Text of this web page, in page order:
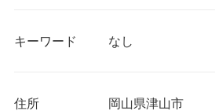
キーワード なし
住所 岡山県津山市